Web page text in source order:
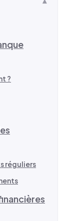
?
réguliers